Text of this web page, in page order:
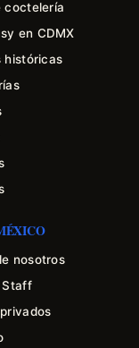
coctelería
en CDMX
históricas
nosotros
Staff